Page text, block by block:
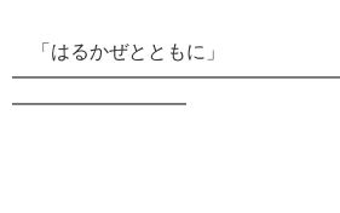
「はるかぜとともに」
━━━━━━━━━